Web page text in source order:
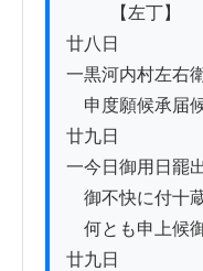
廿八日
一黒河内村左右
申度願候承届
廿九日
一今日御用日罷
御不快に付十
何とも申上候
廿九日